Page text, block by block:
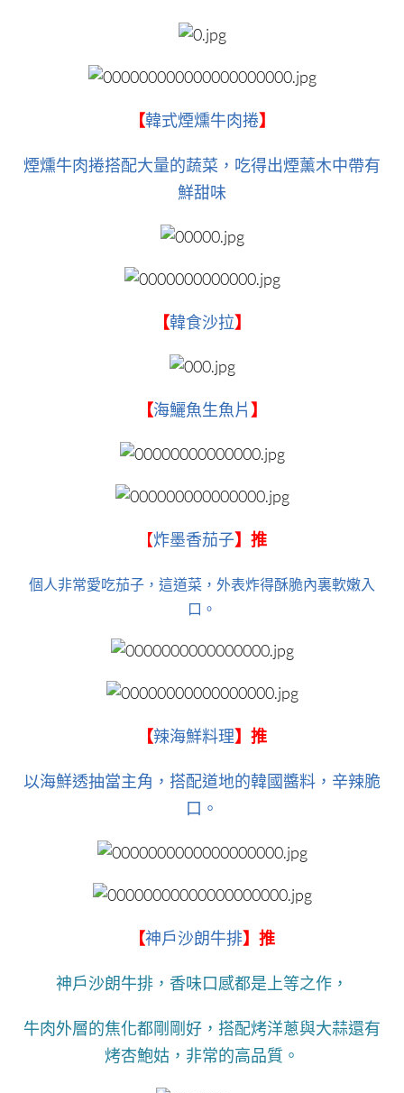
【韓式煙燻牛肉捲】
煙燻牛肉捲搭配大量的蔬菜，吃得出煙薰木中帶有
鮮甜味
【韓食沙拉】
【海鱺魚生魚片 】
【炸墨香茄子】推
個人非常愛吃茄子，這道菜，外表炸得酥脆內裏軟嫩入
口。
【辣海鮮料理】推
以海鮮透抽當主角，搭配道地的韓國醬料，辛辣脆
口。
【神戶沙朗牛排】推
神戶沙朗牛排，香味口感都是上等之作，
牛肉外層的焦化都剛剛好，搭配烤洋蔥與大蒜還有
烤杏鮑姑，非常的高品質。